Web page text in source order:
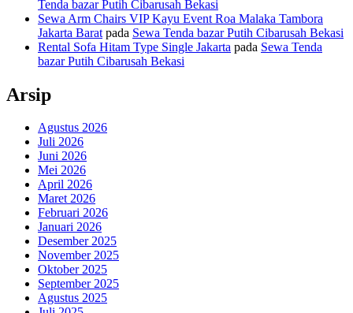
Tenda bazar Putih Cibarusah Bekasi
Sewa Arm Chairs VIP Kayu Event Roa Malaka Tambora
Jakarta Barat pada Sewa Tenda bazar Putih Cibarusah Bekasi
Rental Sofa Hitam Type Single Jakarta pada Sewa Tenda
bazar Putih Cibarusah Bekasi
Arsip
Agustus 2026
Juli 2026
Juni 2026
Mei 2026
April 2026
Maret 2026
Februari 2026
Januari 2026
Desember 2025
November 2025
Oktober 2025
September 2025
Agustus 2025